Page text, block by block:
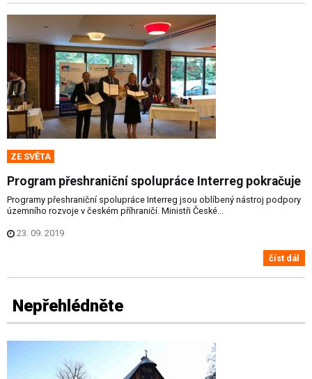
ZE SVĚTA
Program přeshraniční spolupráce Interreg pokračuje
Programy přeshraniční spolupráce Interreg jsou oblíbený nástroj podpory
územního rozvoje v českém příhraničí. Ministři České...
23. 09. 2019
číst dál
Nepřehlédněte